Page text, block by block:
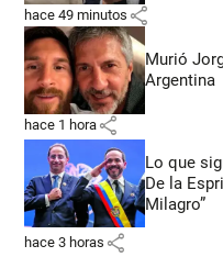
hace 49 minutos share
Murió
Argentina
hace 1 hora share
Lo que
De la
Milagro”
hace 3 horas share